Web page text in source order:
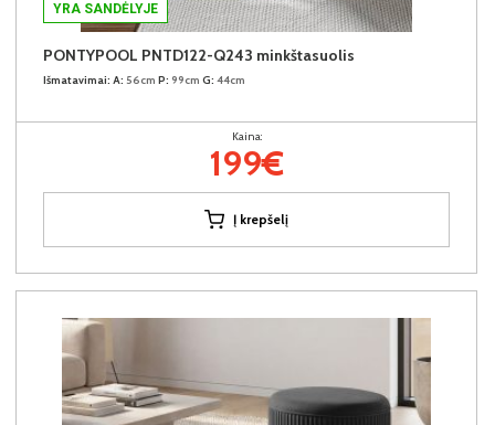
YRA SANDĖLYJE
PONTYPOOL PNTD122-Q243 minkštasuolis
Išmatavimai: A: 56cm P: 99cm G: 44cm
Kaina:
199€
Į krepšelį